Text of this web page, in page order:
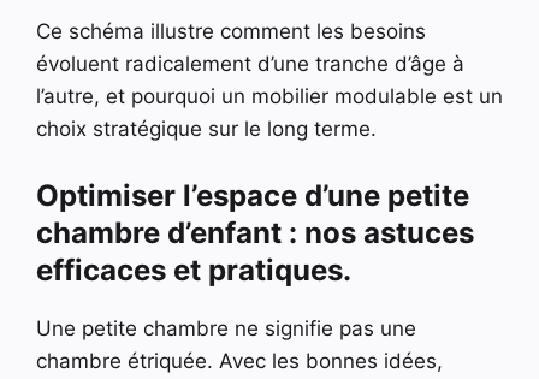
Ce schéma illustre comment les besoins
évoluent radicalement d’une tranche d’âge à
l’autre, et pourquoi un mobilier modulable est un
choix stratégique sur le long terme.
Optimiser l’espace d’une petite
chambre d’enfant : nos astuces
efficaces et pratiques.
Une petite chambre ne signifie pas une
chambre étriquée. Avec les bonnes idées,